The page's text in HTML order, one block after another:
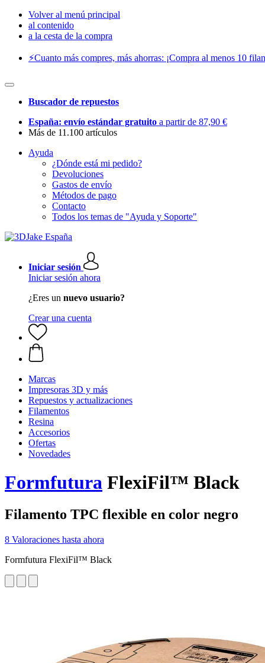
Volver al menú principal
al contenido
a la cesta de la compra
⚡️Cuanto más compres, más ahorras: ¡Compra al menos 10
Buscador de repuestos
España: envío estándar gratuito a partir de 87,90 €
Más de 11.100 artículos
Ayuda
¿Dónde está mi pedido?
Devoluciones
Gastos de envío
Métodos de pago
Contacto
Todos los temas de "Ayuda y Soporte"
Iniciar sesión
Iniciar sesión ahora
¿Eres un nuevo usuario?
Crear una cuenta
Marcas
Impresoras 3D y más
Repuestos y actualizaciones
Filamentos
Resina
Accesorios
Ofertas
Novedades
Formfutura FlexiFil™ Black
Filamento TPC flexible en color negro
8 Valoraciones hasta ahora
Formfutura FlexiFil™ Black